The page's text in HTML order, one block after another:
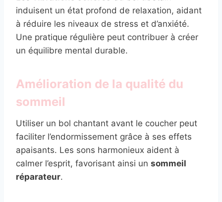
induisent un état profond de relaxation, aidant
à réduire les niveaux de stress et d’anxiété.
Une pratique régulière peut contribuer à créer
un équilibre mental durable.
Amélioration de la qualité du
sommeil
Utiliser un bol chantant avant le coucher peut
faciliter l’endormissement grâce à ses effets
apaisants. Les sons harmonieux aident à
calmer l’esprit, favorisant ainsi un sommeil
réparateur.